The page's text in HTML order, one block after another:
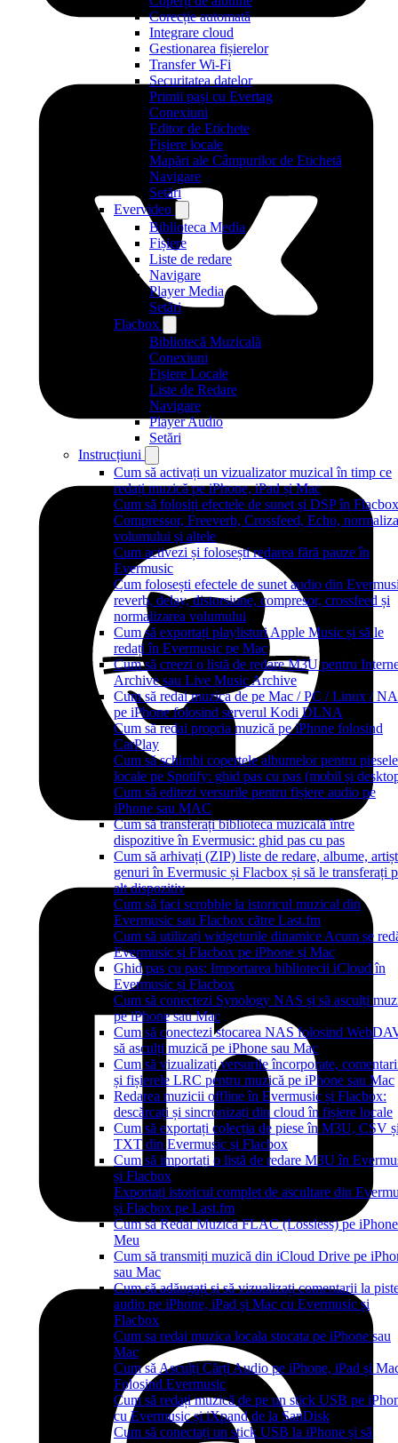
Corecție automată
Integrare cloud
Gestionarea fișierelor
Transfer Wi-Fi
Securitatea datelor
Primii pași cu Evertag
Conexiuni
Editor de Etichete
Fișiere locale
Mapări ale Câmpurilor de Etichetă
Navigare
Setări
Evervideo
Biblioteca Media
Fișiere
Liste de redare
Navigare
Player Media
Setări
Flacbox
Bibliotecă Muzicală
Conexiuni
Fișiere Locale
Liste de Redare
Navigare
Player Audio
Setări
Instrucțiuni
Cum să activați un vizualizator muzical în timp ce
redați muzică pe iPhone, iPad și Mac
Cum să folosiți efectele de sunet și DSP în
Compressor, Freeverb, Crossfeed, Echo,
volumului și altele
Cum activezi și folosești redarea fără pauze în
Evermusic
Cum folosești efectele de sunet audio din
reverb, delay, distorsiune, compresor, crossfeed și
normalizarea volumului
Cum să exportați playlisturi Apple Music și să le
redați în Evermusic pe Mac
Cum să creezi o listă de redare M3U pentru
Archive sau Live Music Archive
Cum să redai muzica de pe Mac / PC / Linux /
pe iPhone folosind serverul Kodi DLNA
Cum să redai propria muzică pe iPhone folosind
CarPlay
Cum să schimbi copertele albumelor pentru piesele
locale pe Spotify: ghid pas cu pas (mobil și
Cum să editezi versurile pentru fișiere audio pe
iPhone sau MAC
Cum să transferați biblioteca muzicală între
dispozitive în Evermusic: ghid pas cu pas
Cum să arhivați (ZIP) liste de redare, albume,
genuri în Evermusic și Flacbox și să le transferați
alt dispozitiv
Cum să faci scrobble la istoricul muzical din
Evermusic sau Flacbox către Last.fm
Cum să utilizați widgeturile dinamice Acum se
Evermusic și Flacbox pe iPhone și Mac
Ghid pas cu pas: Importarea bibliotecii iCloud în
Evermusic și Flacbox
Cum să conectezi Synology NAS și să asculți
pe iPhone sau Mac
Cum să conectezi stocarea NAS folosind
să asculți muzică pe iPhone sau Mac
Cum să vizualizați versurile încorporate,
și fișierele LRC pentru muzică pe iPhone sau Mac
Redarea muzicii offline în Evermusic și Flacbox:
descărcați și sincronizați din cloud în fișiere locale
Cum să exportați colecția de piese în M3U, CSV
TXT din Evermusic și Flacbox
Cum să importați o listă de redare M3U în
și Flacbox
Exportați istoricul complet de ascultare din
și Flacbox pe Last.fm
Cum să Redai Muzică FLAC (Lossless) pe
Meu
Cum să transmiți muzică din iCloud Drive pe
sau Mac
Cum să adăugați și să vizualizați comentarii la
audio pe iPhone, iPad și Mac cu Evermusic și
Flacbox
Cum sa redai muzica locala stocata pe iPhone sau
Mac
Cum să Asculți Cărți Audio pe iPhone, iPad și
Folosind Evermusic
Cum să redați muzică de pe un stick USB pe
cu Evermusic și iXpand de la SanDisk
Cum să conectați un stick USB la iPhone și să